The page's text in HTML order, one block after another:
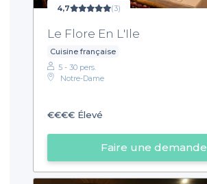
4,7 (3)
Le Flore En L'Ile
Cuisine française
5 - 30 pers.
Notre-Dame
€€€€ Élevé
Faire une demande